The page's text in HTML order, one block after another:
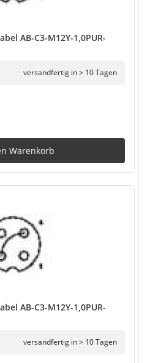
AB-C3-M12Y-1,0PUR-
versandfertig in > 10 Tagen
Warenkorb
AB-C3-M12Y-1,0PUR-
versandfertig in > 10 Tagen